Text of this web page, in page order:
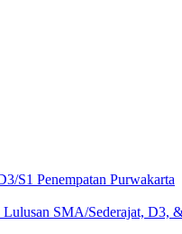
S1 Penempatan Purwakarta
SMA/Sederajat, D3,